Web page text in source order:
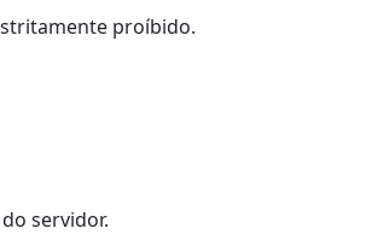
proíbido.
servidor.